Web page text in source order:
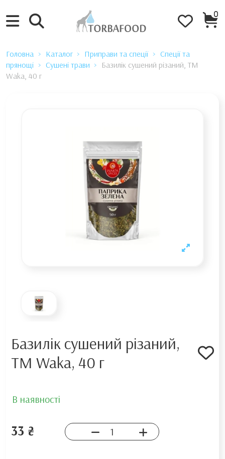
0
Головна Каталог Приправи та спеції
Спеції та
прянощі
Сушені трави
Базилік сушений різаний, TM
Waka, 40 г
Базилік сушений різаний,
TM Waka, 40 г
В наявності
33 ₴